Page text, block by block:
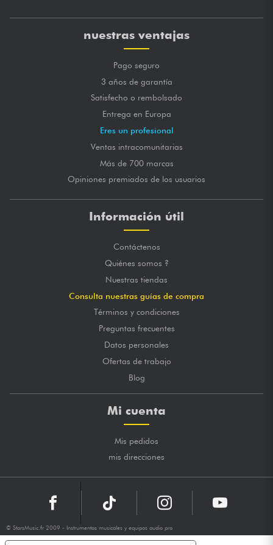
nuestras ventajas
Pago seguro
3 años de garantía
Satisfecho o rembolsado
Entrega en Europa
Eres un profesional
Ventas intracomunitarias
Más de 700 marcas
Opiniones premiados de los usuarios
Información útil
Contáctenos
Quiénes somos ?
Nuestras tiendas
Consulta nuestras guías de compra
Términos y condiciones
Preguntas frecuentes
Datos personales
Ofertas de trabajo
Blog
Mi cuenta
Mis pedidos
mis direcciones
© StarsMusic.fr 2009 - Instrumentos musicales y equipos audio pro